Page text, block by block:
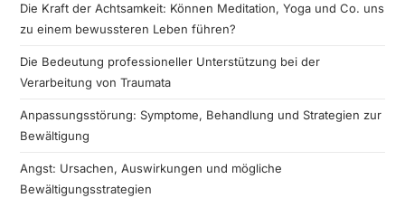
Die Kraft der Achtsamkeit: Können Meditation, Yoga und Co. uns
zu einem bewussteren Leben führen?
Die Bedeutung professioneller Unterstützung bei der
Verarbeitung von Traumata
Anpassungsstörung: Symptome, Behandlung und Strategien zur
Bewältigung
Angst: Ursachen, Auswirkungen und mögliche
Bewältigungsstrategien